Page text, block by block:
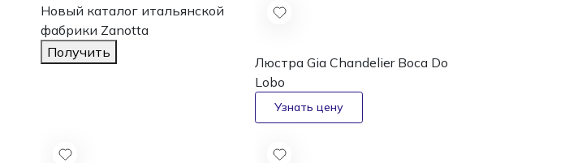
Новый каталог итальянской
фабрики Zanotta
Получить
Люстра Gia Chandelier Boca Do
Lobo